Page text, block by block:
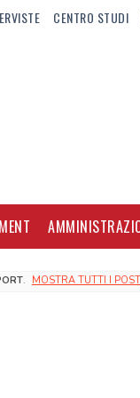
CENTRO STUDI
. MOSTRA TUTTI I POST